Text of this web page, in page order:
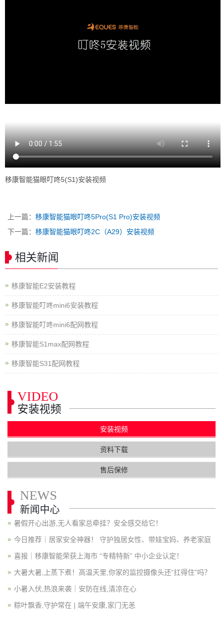
移康智能猫眼叮咚5(S1)安装视频
上一篇： 移康智能猫眼叮咚5Pro(S1 Pro)安装视频
下一篇： 移康智能猫眼叮咚2C（A29）安装视频
相关新闻
移康智能E2安装教程
移康智能叮咚mini6安装教程
移康智能叮咚mini6配网教程
移康智能S1max配网教程
移康智能S31配网教程
VIDEO
安装视频
安装视频
资料下载
售后保修
NEWS
新闻中心
暑假开心出游,无人看家总牵挂？安全感交给它！
今日推荐｜居家安全神器！ 守护独居女性、带娃宝妈、养老家庭
喜报｜移康智能荣获上海市 “专精特新” 中小企业认定！
大暑大暑,上蒸下煮！高温天里,你家的监控摄像头还“扛得住”吗？
小暑入伏,热浪来袭｜安防在线,清凉在心
粽叶飘香,守护常在 | 端午安康,家门无恙